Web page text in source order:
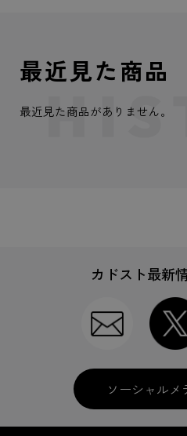
最近見た商品
最近見た商品がありません。
カドスト最新
ソーシャルメ